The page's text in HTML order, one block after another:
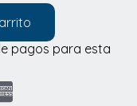
pagos para esta